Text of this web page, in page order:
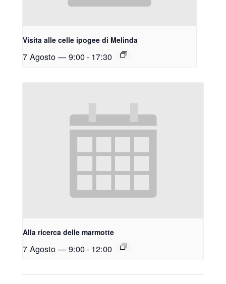
Visita alle celle ipogee di Melinda
7 Agosto — 9:00- 17:30
Alla ricerca delle marmotte
7 Agosto — 9:00- 12:00